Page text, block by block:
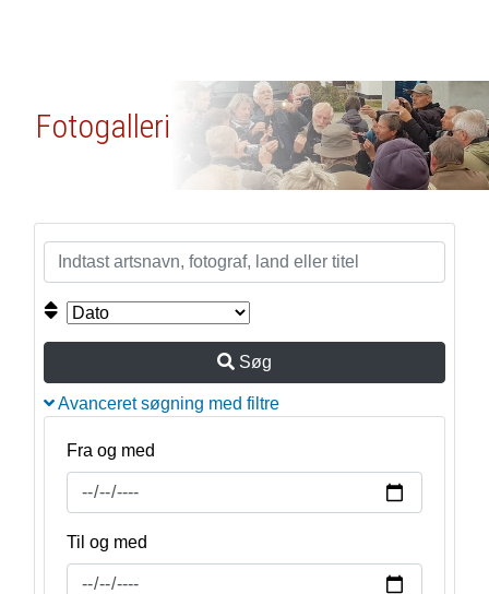
Fotogalleri
Søg
Avanceret søgning med filtre
Fra og med
Til og med